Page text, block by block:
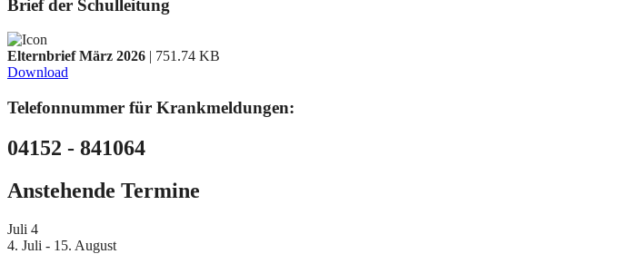
Brief der Schulleitung
Elternbrief März 2026 | 751.74 KB
Download
Telefonnummer für Krankmeldungen:
04152 - 841064
Anstehende Termine
Juli 4
4. Juli - 15. August